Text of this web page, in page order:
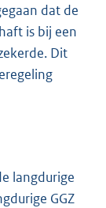
dat de
is bij een
Dit
langdurige
GGZ